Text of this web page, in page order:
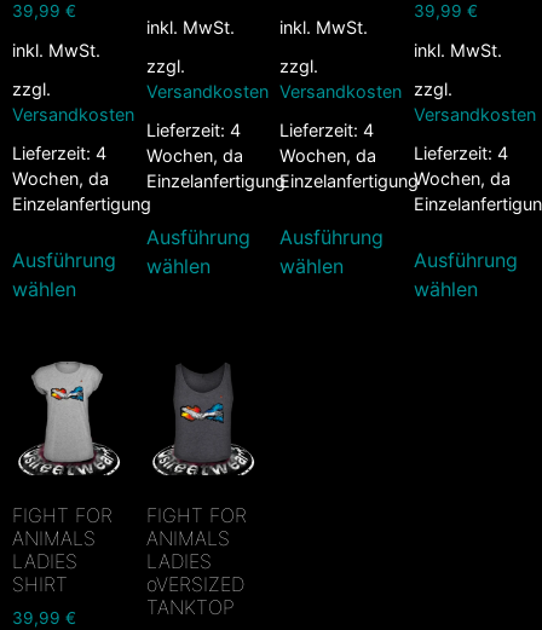
39,99 €
inkl. MwSt.
zzgl.
Versandkosten
Lieferzeit: 4
Wochen, da
Einzelanfertigung
Ausführung
wählen
inkl. MwSt.
zzgl.
Versandkosten
Lieferzeit: 4
Wochen, da
Einzelanfertigung
Ausführung
wählen
inkl. MwSt.
zzgl.
Versandkosten
Lieferzeit:4
Wochen, da
Einzelanfertigung
Ausführung
wählen
39,99 €
inkl. MwSt.
zzgl.
Versandkosten
Lieferzeit: 4
Wochen, da
Ausführung
wählen
FIGHT FOR
ANIMALS
LADIES
SHIRT
39,99 €
FIGHT FOR
ANIMALS
LADIES
oVERSIZED
TANKTOP